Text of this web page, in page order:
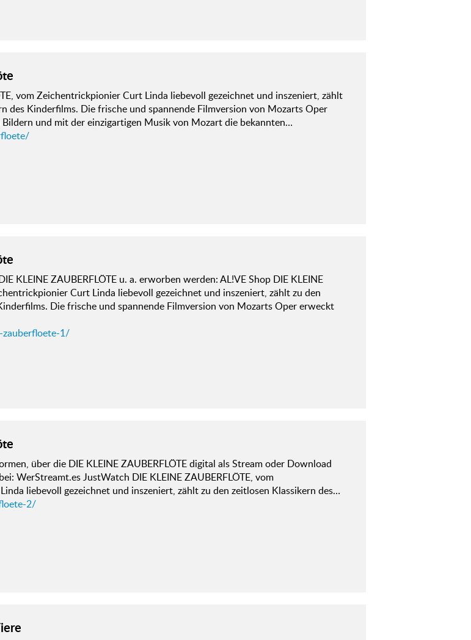
vom Zeichentrickpionier Curt Linda liebevoll gezeichnet und inszeniert, zählt
des Kinderfilms. Die frische und spannende Filmversion von Mozarts Oper
und mit der einzigartigen Musik von Mozart die bekannten…
KLEINE ZAUBERFLÖTE u. a. erworben werden: AL!VE Shop DIE KLEINE
Curt Linda liebevoll gezeichnet und inszeniert, zählt zu den
Die frische und spannende Filmversion von Mozarts Oper erweckt
1/
über die DIE KLEINE ZAUBERFLÖTE digital als Stream oder Download
WerStreamt.es JustWatch DIE KLEINE ZAUBERFLÖTE, vom
liebevoll gezeichnet und inszeniert, zählt zu den zeitlosen Klassikern des…
2/